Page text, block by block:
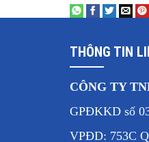
THÔNG TIN
CÔNG TY
GPĐKKD số
VPĐD: 753C